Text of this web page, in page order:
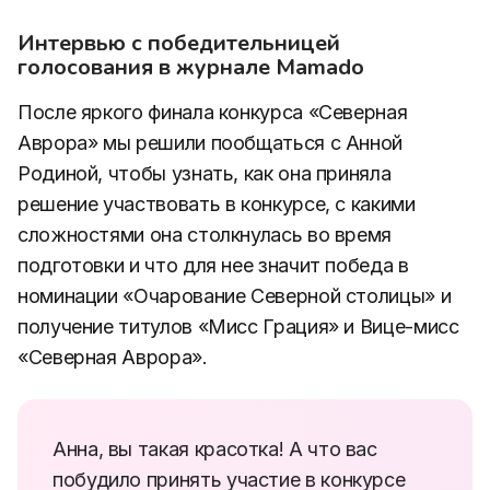
Интервью с победительницей
голосования в журнале Mamado
После яркого финала конкурса «Северная
Аврора» мы решили пообщаться с Анной
Родиной, чтобы узнать, как она приняла
решение участвовать в конкурсе, с какими
сложностями она столкнулась во время
подготовки и что для нее значит победа в
номинации «Очарование Северной столицы» и
получение титулов «Мисс Грация» и Вице-мисс
«Северная Аврора».
Анна, вы такая красотка! А что вас
побудило принять участие в конкурсе